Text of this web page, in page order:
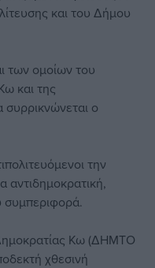
και του Δήμου
των ομοίων του
και της
ο
την
αντιδημοκρατική,
συμπεριφορά.
Κω (ΔΗΜΤΟ
χθεσινή